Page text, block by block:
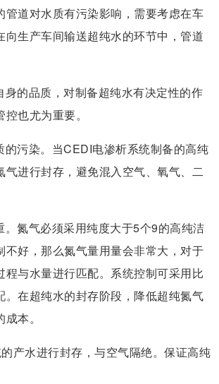
道对水质有污染影响，需要考虑在车
生产车间输送超纯水的环节中，管道
的品质，对制备超纯水有决定性的作
也尤为重要。
污染。当CEDI电渗析系统制备的高纯
进行封存，避免混入空气、氧气、二
氮气必须采用纯度大于5个9的高纯洁
好，那么氮气量用量会非常大，对于
与水量进行匹配。系统控制可采用比
在超纯水的封存阶段，降低超纯氮气
本。
产水进行封存，与空气隔绝。保证高纯